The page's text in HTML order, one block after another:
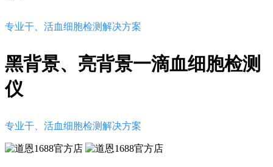
专业干、活血细胞检测解决方案
黑背景、亮背景一滴血细胞检测
仪
专业干、活血细胞检测解决方案